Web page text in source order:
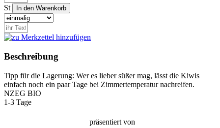
St
Beschreibung
Tipp für die Lagerung: Wer es lieber süßer mag, lässt die Kiwis
einfach noch ein paar Tage bei Zimmertemperatur nachreifen.
NZEG BIO
1-3 Tage
präsentiert von